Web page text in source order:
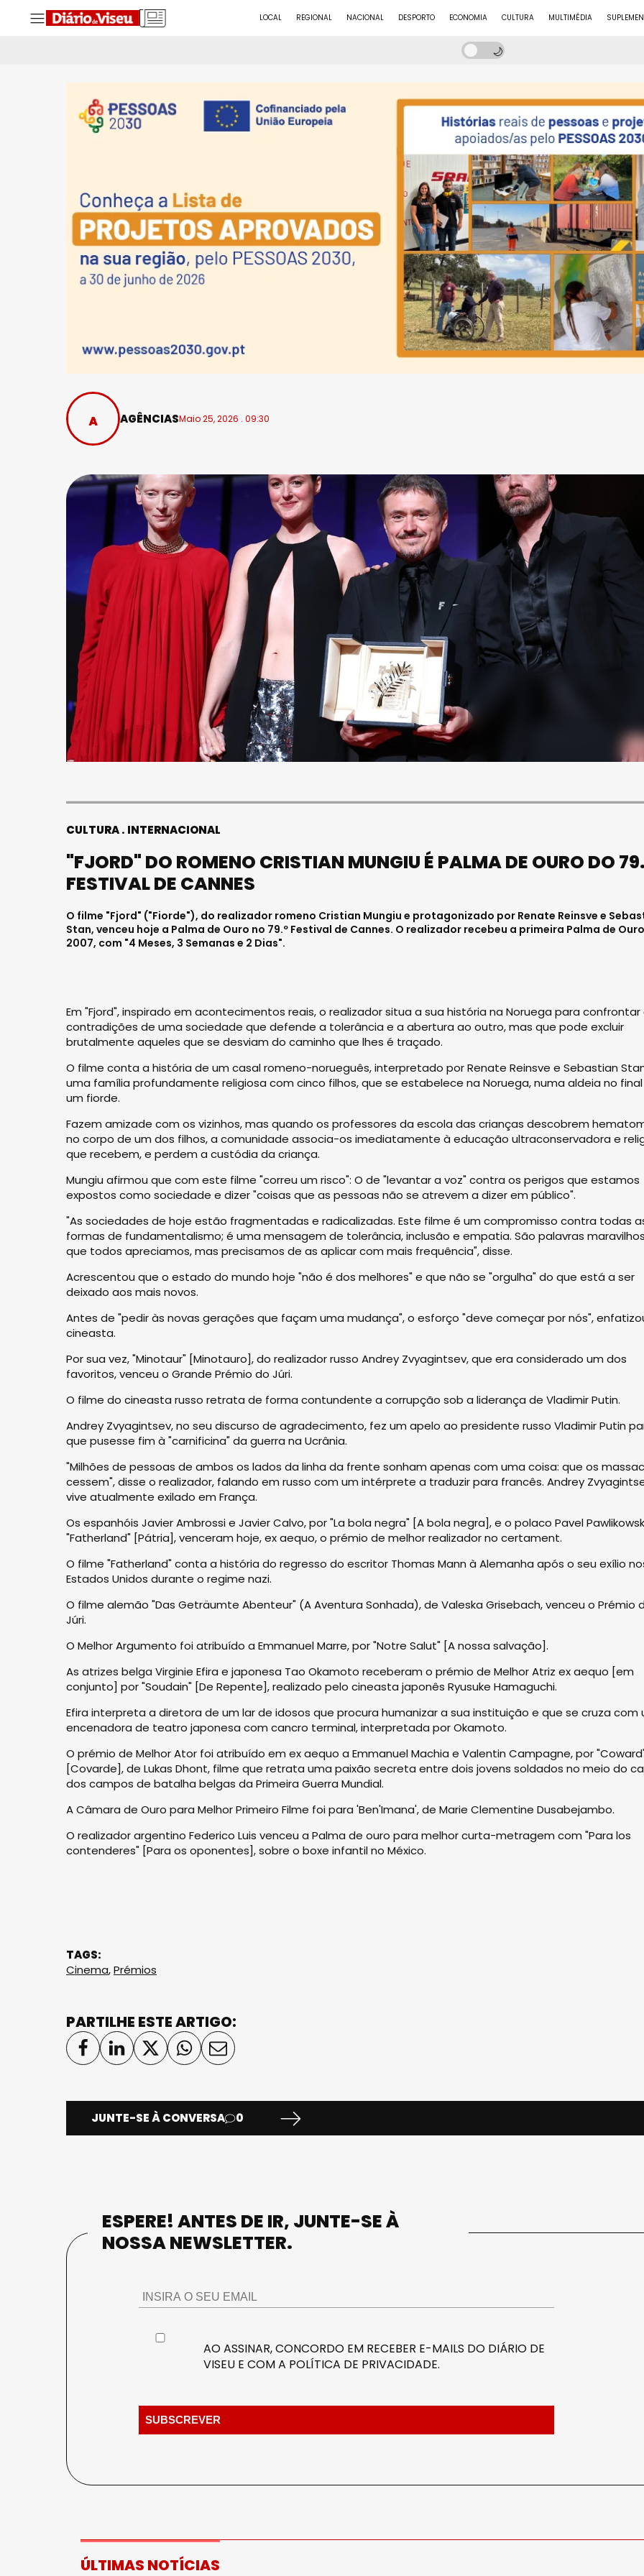
LOCAL REGIONAL NACIONAL DESPORTO ECONOMIA CULTURA MULTIMÉDIA
AGÊNCIASMaio 25, 2026 . 09:30
CULTURA INTERNACIONAL
"FJORD" DO ROMENO CRISTIAN MUNGIU É PALMA DE OURO DO
FESTIVAL DE CANNES
O filme "Fjord" ("Fiorde"), do realizador romeno Cristian Mungiu e protagonizado por Renate Reinsve e
Stan, venceu hoje a Palma de Ouro no 79.º Festival de Cannes. O realizador recebeu a primeira Palma de
2007, com "4 Meses, 3 Semanas e 2 Dias".
Em "Fjord", inspirado em acontecimentos reais, o realizador situa a sua história na Noruega para confrontar
contradições de uma sociedade que defende a tolerância e a abertura ao outro, mas que pode excluir
brutalmente aqueles que se desviam do caminho que lhes é traçado.
O filme conta a história de um casal romeno-norueguês, interpretado por Renate Reinsve e Sebastian
uma família profundamente religiosa com cinco filhos, que se estabelece na Noruega, numa aldeia no
um fiorde.
Fazem amizade com os vizinhos, mas quando os professores da escola das crianças descobrem
no corpo de um dos filhos, a comunidade associa-os imediatamente à educação ultraconservadora e
que recebem, e perdem a custódia da criança.
Mungiu afirmou que com este filme "correu um risco": O de "levantar a voz" contra os perigos que estamos
expostos como sociedade e dizer "coisas que as pessoas não se atrevem a dizer em público".
"As sociedades de hoje estão fragmentadas e radicalizadas. Este filme é um compromisso contra todas
formas de fundamentalismo; é uma mensagem de tolerância, inclusão e empatia. São palavras
que todos apreciamos, mas precisamos de as aplicar com mais frequência", disse.
Acrescentou que o estado do mundo hoje "não é dos melhores" e que não se "orgulha" do que está a ser
deixado aos mais novos.
Antes de "pedir às novas gerações que façam uma mudança", o esforço "deve começar por nós",
cineasta.
Por sua vez, "Minotaur" [Minotauro], do realizador russo Andrey Zvyagintsev, que era considerado um dos
favoritos, venceu o Grande Prémio do Júri.
O filme do cineasta russo retrata de forma contundente a corrupção sob a liderança de Vladimir Putin.
Andrey Zvyagintsev, no seu discurso de agradecimento, fez um apelo ao presidente russo Vladimir Putin
que pusesse fim à "carnificina" da guerra na Ucrânia.
"Milhões de pessoas de ambos os lados da linha da frente sonham apenas com uma coisa: que os
cessem", disse o realizador, falando em russo com um intérprete a traduzir para francês. Andrey
vive atualmente exilado em França.
Os espanhóis Javier Ambrossi e Javier Calvo, por "La bola negra" [A bola negra], e o polaco Pavel
"Fatherland" [Pátria], venceram hoje, ex aequo, o prémio de melhor realizador no certament.
O filme "Fatherland" conta a história do regresso do escritor Thomas Mann à Alemanha após o seu exílio
Estados Unidos durante o regime nazi.
O filme alemão "Das Geträumte Abenteur" (A Aventura Sonhada), de Valeska Grisebach, venceu o Prémio
Júri.
O Melhor Argumento foi atribuído a Emmanuel Marre, por "Notre Salut" [A nossa salvação].
As atrizes belga Virginie Efira e japonesa Tao Okamoto receberam o prémio de Melhor Atriz ex aequo [em
conjunto] por "Soudain" [De Repente], realizado pelo cineasta japonês Ryusuke Hamaguchi.
Efira interpreta a diretora de um lar de idosos que procura humanizar a sua instituição e que se cruza com
encenadora de teatro japonesa com cancro terminal, interpretada por Okamoto.
O prémio de Melhor Ator foi atribuído em ex aequo a Emmanuel Machia e Valentin Campagne, por
[Covarde], de Lukas Dhont, filme que retrata uma paixão secreta entre dois jovens soldados no meio do
dos campos de batalha belgas da Primeira Guerra Mundial.
A Câmara de Ouro para Melhor Primeiro Filme foi para 'Ben'Imana', de Marie Clementine Dusabejambo.
O realizador argentino Federico Luis venceu a Palma de ouro para melhor curta-metragem com "Para los
contenderes" [Para os oponentes], sobre o boxe infantil no México.
TAGS:
Cinema,Prémios
PARTILHE ESTE ARTIGO:
JUNTE-SE À CONVERSA 0
ESPERE! ANTES DE IR, JUNTE-SE À
NOSSA NEWSLETTER.
AO ASSINAR, CONCORDO EM RECEBER E-MAILS DO DIÁRIO DE
VISEU E COM A POLÍTICA DE PRIVACIDADE.
SOCIEDADE
FALECEU PAULA ALMEIDA,
JOVEM ENFERMEIRA NO
HOSPITAL DE VISEU
Julho 27, 2026 . 11:00
ÚLTIMAS NOTÍCIAS